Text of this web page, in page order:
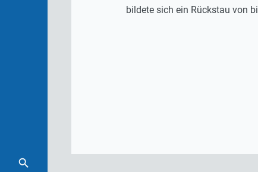
bildete sich ein Rückstau von